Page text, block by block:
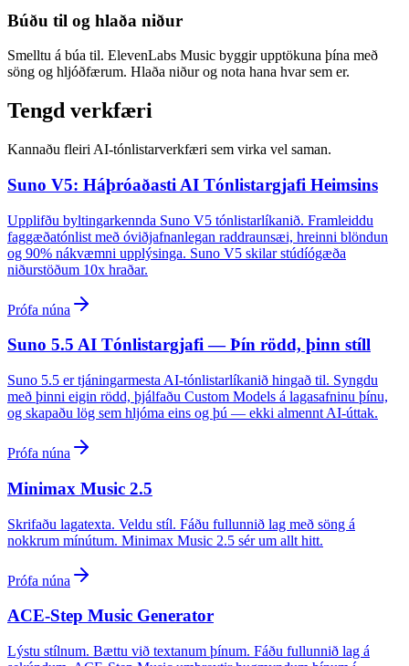
Búðu til og hlaða niður
Smelltu á búa til. ElevenLabs Music byggir upptökuna þína með
söng og hljóðfærum. Hlaða niður og nota hana hvar sem er.
Tengd verkfæri
Kannaðu fleiri AI-tónlistarverkfæri sem virka vel saman.
Suno V5: Háþróaðasti AI Tónlistargjafi Heimsins
Upplifðu byltingarkennda Suno V5 tónlistarlíkanið. Framleiddu
faggæðatónlist með óviðjafnanlegan raddraunsæi, hreinni blöndun
og 90% nákvæmni upplýsinga. Suno V5 skilar stúdíógæða
niðurstöðum 10x hraðar.
Prófa núna
Suno 5.5 AI Tónlistargjafi — Þín rödd, þinn stíll
Suno 5.5 er tjáningarmesta AI-tónlistarlíkanið hingað til. Syngdu
með þinni eigin rödd, þjálfaðu Custom Models á lagasafninu þínu,
og skapaðu lög sem hljóma eins og þú — ekki almennt AI-úttak.
Prófa núna
Minimax Music 2.5
Skrifaðu lagatexta. Veldu stíl. Fáðu fullunnið lag með söng á
nokkrum mínútum. Minimax Music 2.5 sér um allt hitt.
Prófa núna
ACE-Step Music Generator
Lýstu stílnum. Bættu við textanum þínum. Fáðu fullunnið lag á